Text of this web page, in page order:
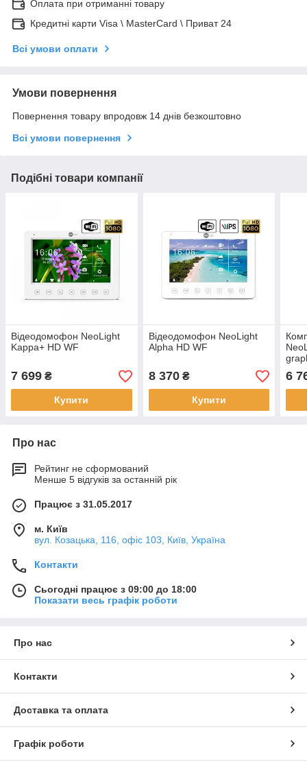
Оплата при отриманні товару
Кредитні карти Visa \ MasterCard \ Приват 24
Всі умови оплати
Умови повернення
Повернення товару впродовж 14 днів безкоштовно
Всі умови повернення
Подібні товари компанії
Відеодомофон NeoLight
Kappa+ HD WF
7 699 ₴
Купити
Відеодомофон NeoLight
Alpha HD WF
8 370₴
Купити
6
Про нас
Рейтинг не сформований
Менше 5 відгуків за останній рік
Працює з 31.05.2017
м. Київ
вул. Козацька, 116, офіс 103, Київ, Україна
Контакти
Сьогодні працює з 09:00 до 18:00
Показати весь графік роботи
Про нас
Контакти
Доставка та оплата
Графік роботи